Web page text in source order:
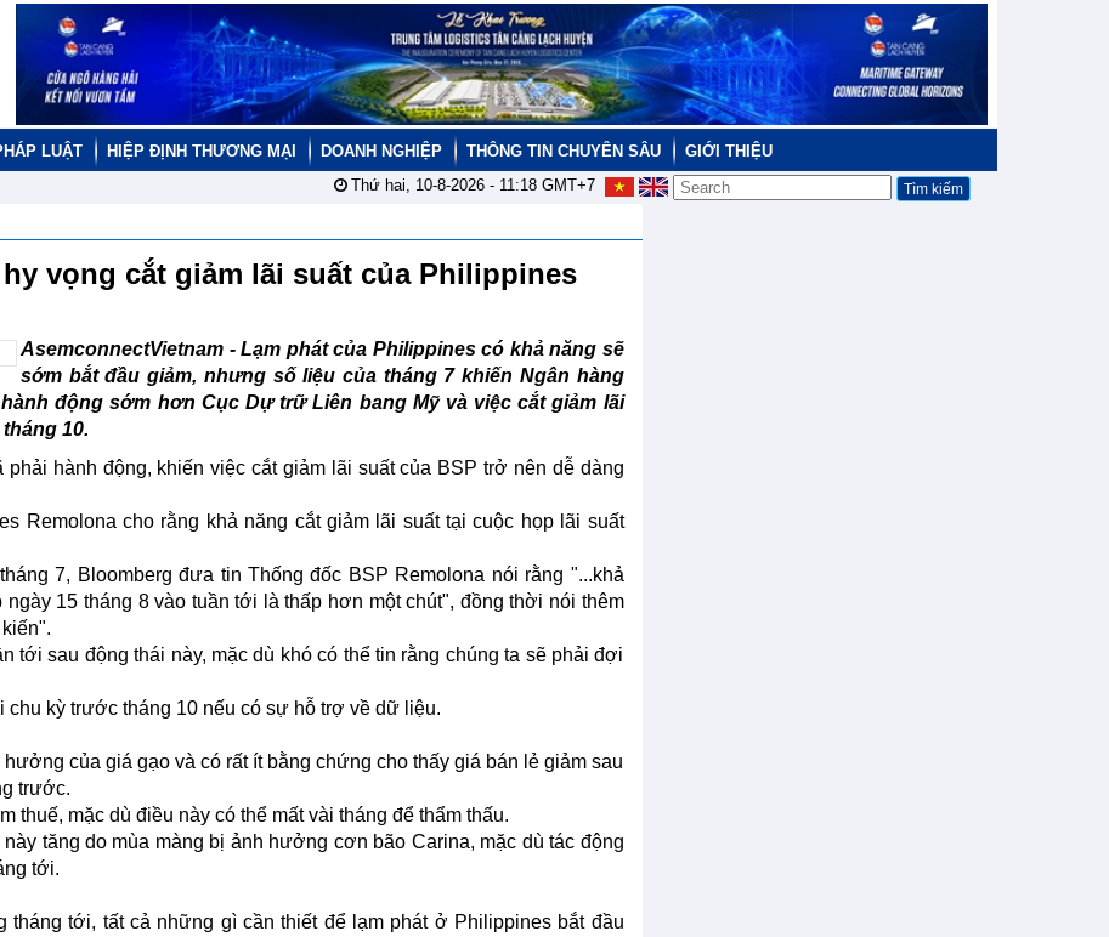
LUẬT HIỆP ĐỊNH THƯƠNG MẠI DOANH NGHIỆP THÔNG TIN CHUYÊN SÂU
GIỚI THIỆU
Thứ hai, 10-8-2026 - 11:18GMT+7
vọng cắt giảm lãi suất của Philippines
AsemconnectVietnam - Lạm phát của Philippines có khả năng sẽ
sớm bắt đầu giảm, nhưng số liệu của tháng 7 khiến Ngân hàng
động sớm hơn Cục Dự trữ Liên bang Mỹ và việc cắt giảm lãi
10.
hành động, khiến việc cắt giảm lãi suất của BSP trở nên dễ dàng
Remolona cho rằng khả năng cắt giảm lãi suất tại cuộc họp lãi suất
7, Bloomberg đưa tin Thống đốc BSP Remolona nói rằng "...khả
15 tháng 8 vào tuần tới là thấp hơn một chút", đồng thời nói thêm
tới sau động thái này, mặc dù khó có thể tin rằng chúng ta sẽ phải đợi
kỳ trước tháng 10 nếu có sự hỗ trợ về dữ liệu.
của giá gạo và có rất ít bằng chứng cho thấy giá bán lẻ giảm sau
trước.
thuế, mặc dù điều này có thể mất vài tháng để thẩm thấu.
tăng do mùa màng bị ảnh hưởng cơn bão Carina, mặc dù tác động
tới.
tháng tới, tất cả những gì cần thiết để lạm phát ở Philippines bắt đầu